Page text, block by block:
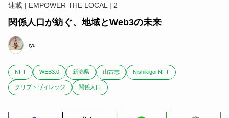
連載 | EMPOWER THE LOCAL | 2
関係人口が紡ぐ、地域とWeb3の未来
ryu
NFT WEB3.0 新潟県 山古志 Nishikigoi NFT
クリプトヴィレッジ 関係人口